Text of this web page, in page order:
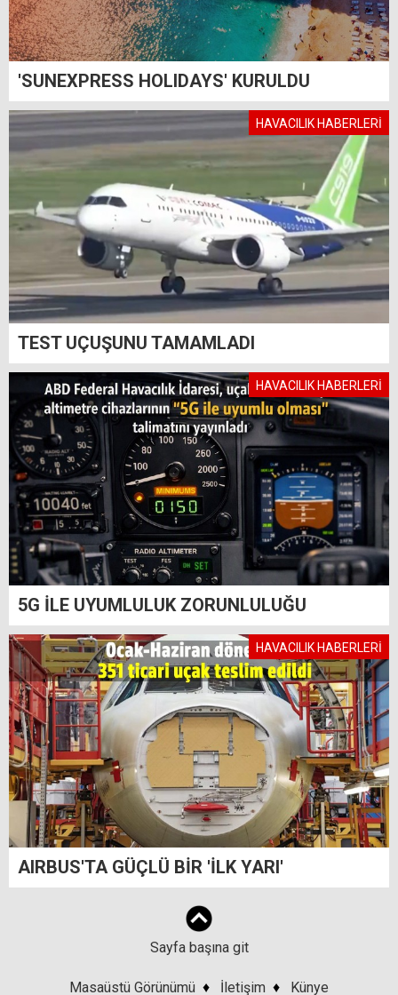
'SUNEXPRESS HOLIDAYS' KURULDU
HAVACILIK HABERLERİ
TEST UÇUŞUNU TAMAMLADI
HAVACILIK HABERLERİ
5G İLE UYUMLULUK ZORUNLULUĞU
HAVACILIK HABERLERİ
AIRBUS'TA GÜÇLÜ BİR 'İLK YARI'
Sayfa başına git
Masaüstü Görünümü ♦ İletişim ♦ Künye